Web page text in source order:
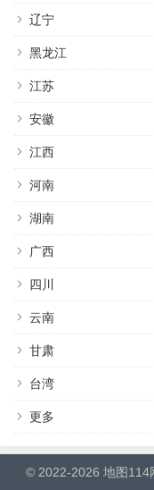
辽宁
黑龙江
江苏
安徽
江西
河南
湖南
广西
四川
云南
甘肃
台湾
更多
© 2022-2026 地图114